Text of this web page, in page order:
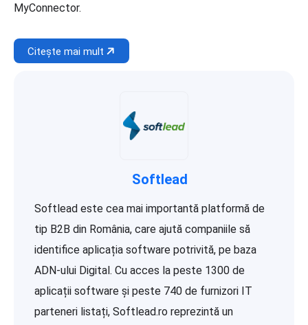
MyConnector.
Citește mai mult
Softlead
Softlead este cea mai importantă platformă de
tip B2B din România, care ajută companiile să
identifice aplicația software potrivită, pe baza
ADN-ului Digital. Cu acces la peste 1300 de
aplicații software și peste 740 de furnizori IT
parteneri listați, Softlead.ro reprezintă un